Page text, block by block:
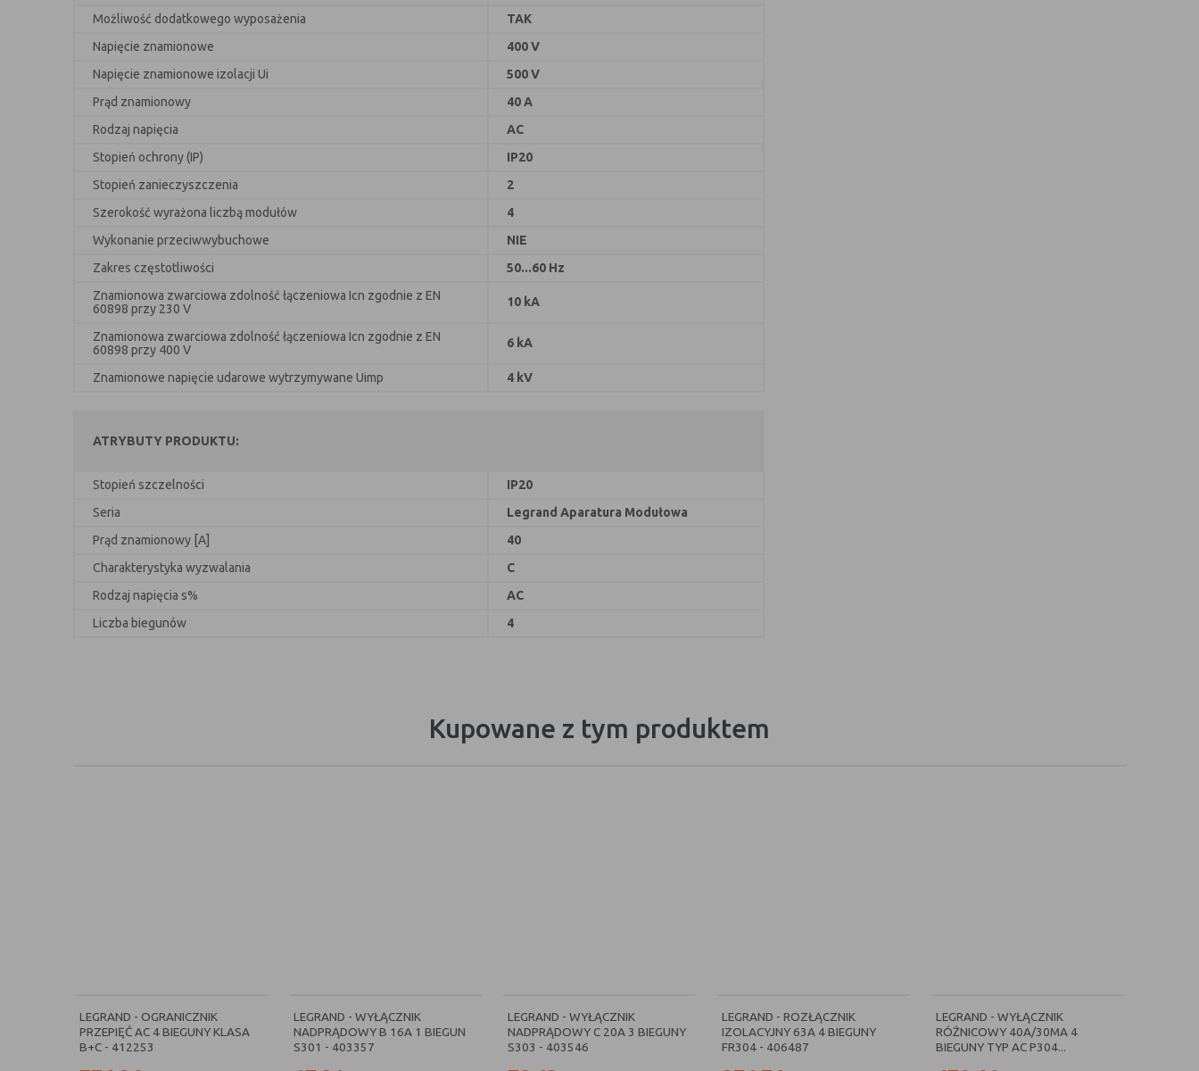
Możliwość dodatkowego wyposażenia
TAK
Napięcie znamionowe
400 V
Napięcie znamionowe izolacji Ui
500 V
Prąd znamionowy
40 A
Rodzaj napięcia
AC
Stopień ochrony (IP)
IP20
Stopień zanieczyszczenia
2
Szerokość wyrażona liczbą modułów
4
Wykonanie przeciwwybuchowe
NIE
Zakres częstotliwości
50...60 Hz
Znamionowa zwarciowa zdolność łączeniowa Icn zgodnie z EN
60898 przy 230 V
10 kA
Znamionowa zwarciowa zdolność łączeniowa Icn zgodnie z EN
60898 przy 400 V
6 kA
Znamionowe napięcie udarowe wytrzymywane Uimp 4 kV
ATRYBUTY PRODUKTU:
Stopień szczelności
IP20
Seria
Legrand Aparatura Modułowa
Prąd znamionowy [A]
40
Charakterystyka wyzwalania
C
Rodzaj napięcia s%
AC
Liczba biegunów
4
Kupowane z tym produktem
LEGRAND - OGRANICZNIK
PRZEPIĘĆ AC 4 BIEGUNY KLASA
B+C - 412253
LEGRAND - WYŁĄCZNIK
NADPRĄDOWY B 16A 1 BIEGUN
S301 - 403357
LEGRAND - WYŁĄCZNIK
NADPRĄDOWY C 20A 3 BIEGUNY
S303 - 403546
LEGRAND - ROZŁĄCZNIK
IZOLACYJNY 63A 4 BIEGUNY
FR304 - 406487
LEGRAND - WYŁĄCZNIK
RÓŻNICOWY 40A/30MA 4
BIEGUNY TYP AC P304...